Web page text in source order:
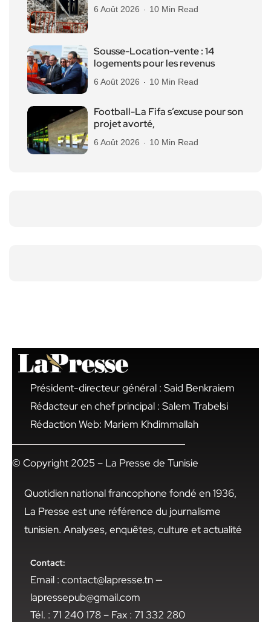
6 Août 2026 10 Min Read
Sousse-Location-vente : 14
logements pour les revenus
6 Août 2026 10 Min Read
Football-La Fifa s’excuse pour son
projet avorté,
6 Août 2026 10 Min Read
Président-directeur général : Said Benkraiem
Rédacteur en chef principal : Salem Trabelsi
Rédaction Web: Mariem Khdimmallah
© Copyright 2025 – La Presse de Tunisie
Quotidien national francophone fondé en 1936,
La Presse est une référence du journalisme
tunisien. Analyses, enquêtes, culture et actualité
Contact:
Email : contact@lapresse.tn —
lapressepub@gmail.com
Tél. : 71 240 178 – Fax : 71 332 280